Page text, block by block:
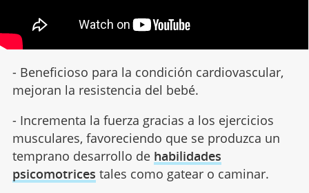
- Beneficioso para la condición cardiovascular,
mejoran la resistencia del bebé.
- Incrementa la fuerza gracias a los ejercicios
musculares, favoreciendo que se produzca un
temprano desarrollo de habilidades
psicomotrices tales como gatear o caminar.